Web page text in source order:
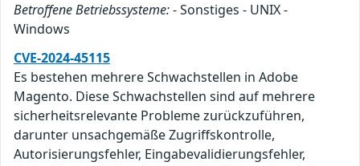
Betroffene Betriebssysteme:- Sonstiges - UNIX -
Windows
CVE-2024-45115
Es bestehen mehrere Schwachstellen in Adobe
Magento. Diese Schwachstellen sind auf mehrere
sicherheitsrelevante Probleme zurückzuführen,
darunter unsachgemäße Zugriffskontrolle,
Autorisierungsfehler, Eingabevalidierungsfehler,